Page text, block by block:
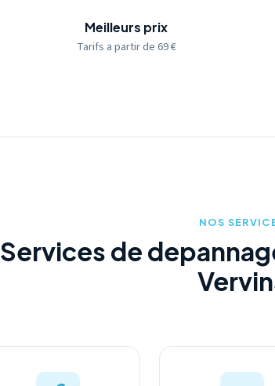
Meilleurs prix
Tarifs a partir de 69 €
NOS
Services de